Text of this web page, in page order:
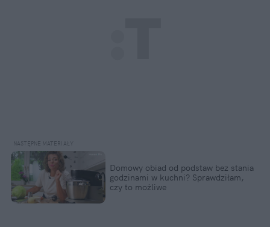
Domowy obiad od podstaw bez stania
godzinami w kuchni? Sprawdziłam,
czy to możliwe